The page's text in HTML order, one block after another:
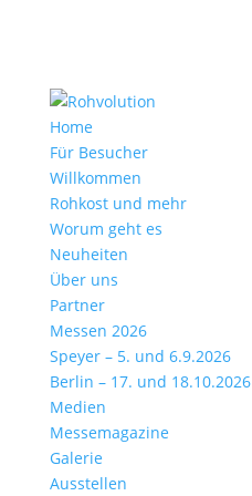
Home
Für Besucher
Willkommen
Rohkost und mehr
Worum geht es
Neuheiten
Über uns
Partner
Messen 2026
Speyer – 5. und 6.9.2026
Berlin – 17. und 18.10.2026
Medien
Messemagazine
Galerie
Ausstellen